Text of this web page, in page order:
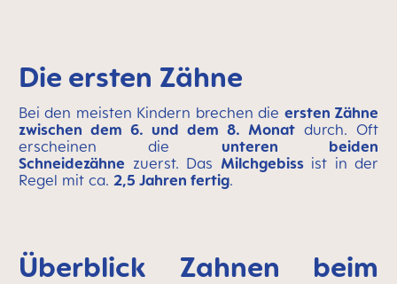
Die ersten Zähne
Bei den meisten Kindern brechen die ersten Zähne
zwischen dem 6. und dem 8. Monat durch. Oft
erscheinen die unteren beiden
Schneidezähne zuerst. Das Milchgebissist in der
Regel mit ca. 2,5 Jahren fertig.
Überblick Zahnen beim